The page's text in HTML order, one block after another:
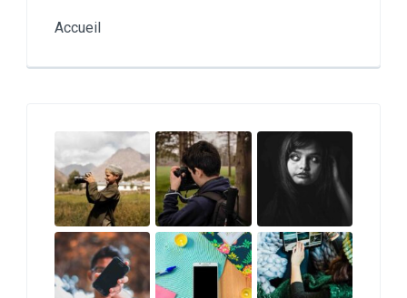
Accueil